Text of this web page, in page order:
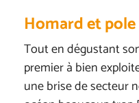
Homard et
Tout en dégustant
premier à bien
une brise de secteur